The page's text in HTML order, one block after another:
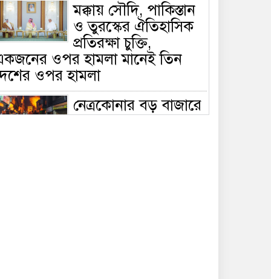
মক্কায় সৌদি, পাকিস্তান
ও তুরস্কের ঐতিহাসিক
প্রতিরক্ষা চুক্তি,
ওপর হামলা মানেই তিন
ওপর হামলা
নেত্রকোনার বড় বাজারে
ভয়াবহ আগুন, পুড়ছে ৫